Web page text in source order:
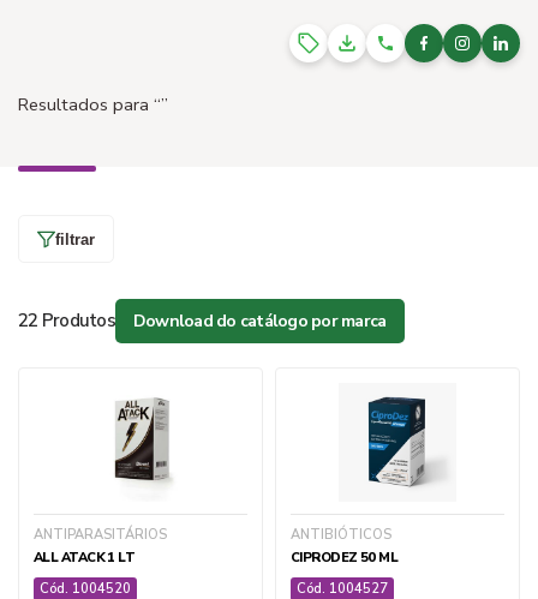
Resultados para “”
filtrar
22 Produtos Download do catálogo por marca
ANTIPARASITÁRIOS
ALL ATACK 1 LT
Cód. 1004520
ANTIBIÓTICOS
CIPRODEZ 50 ML
Cód. 1004527